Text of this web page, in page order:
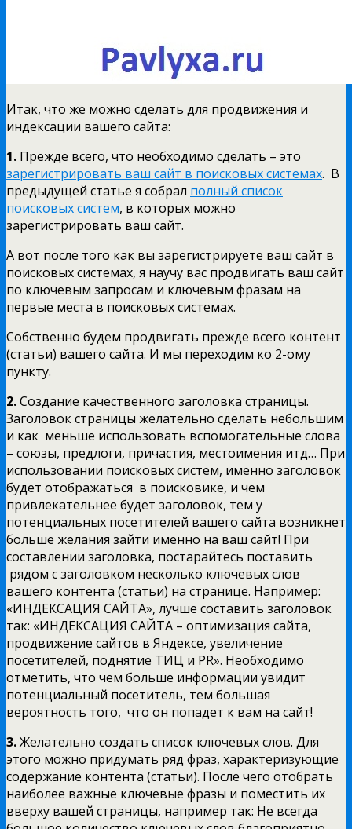
Итак, что же можно сделать для продвижения и
индексации вашего сайта:
1. Прежде всего, что необходимо сделать – это
зарегистрировать ваш сайт в поисковых системах. В
предыдущей статье я собрал полный список
поисковых систем, в которых можно
зарегистрировать ваш сайт.
А вот после того как вы зарегистрируете ваш сайт в
поисковых системах, я научу вас продвигать ваш сайт
по ключевым запросам и ключевым фразам на
первые места в поисковых системах.
Собственно будем продвигать прежде всего контент
(статьи) вашего сайта. И мы переходим ко 2-ому
пункту.
2.Создание качественного заголовка страницы.
Заголовок страницы желательно сделать небольшим
и как меньше использовать вспомогательные слова
– союзы, предлоги, причастия, местоимения итд… При
использовании поисковых систем, именно заголовок
будет отображаться в поисковике, и чем
привлекательнее будет заголовок, тем у
потенциальных посетителей вашего сайта возникнет
больше желания зайти именно на ваш сайт! При
составлении заголовка, постарайтесь поставить
рядом с заголовком несколько ключевых слов
вашего контента (статьи) на странице. Например:
«ИНДЕКСАЦИЯ САЙТА», лучше составить заголовок
так: «ИНДЕКСАЦИЯ САЙТА – оптимизация сайта,
продвижение сайтов в Яндексе, увеличение
посетителей, поднятие ТИЦ и PR». Необходимо
отметить, что чем больше информации увидит
потенциальный посетитель, тем большая
вероятность того, что он попадет к вам на сайт!
3.Желательно создать список ключевых слов. Для
этого можно придумать ряд фраз, характеризующие
содержание контента (статьи). После чего отобрать
наиболее важные ключевые фразы и поместить их
вверху вашей страницы, например так: Не всегда